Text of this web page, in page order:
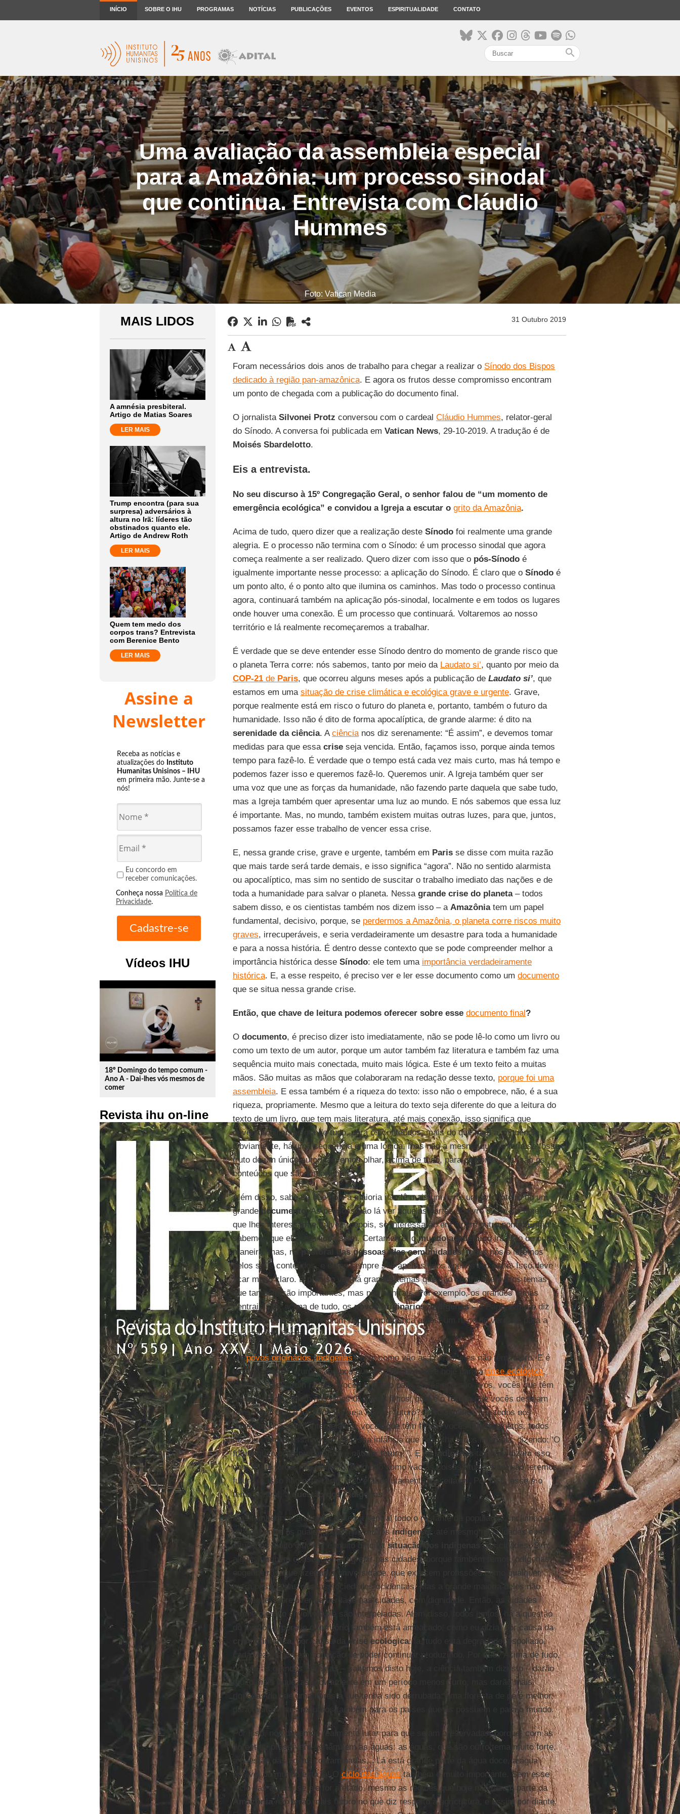
INÍCIO SOBRE O IHU PROGRAMAS NOTÍCIAS PUBLICAÇÕES EVENTOS ESPIRITUALIDADE CONTATO
search
Uma avaliação da assembleia especial
para a Amazônia: um processo sinodal
que continua. Entrevista com Cláudio
Hummes
Foto: Vatican Media
MAIS LIDOS
A amnésia presbiteral.
Artigo de Matias Soares
LER MAIS
Trump encontra (para sua
surpresa) adversários à
altura no Irã: líderes tão
obstinados quanto ele.
Artigo de Andrew Roth
LER MAIS
Quem tem medo dos
corpos trans? Entrevista
com Berenice Bento
LER MAIS
Assine a
Newsletter
Receba as notícias e
atualizações do Instituto
Humanitas Unisinos – IHU
em primeira mão. Junte-se a
nós!
Eu concordo em
receber comunicações.
Conheça nossa Política de
Privacidade.
Vídeos IHU
play_circle_outline
18º Domingo do tempo comum -
Ano A - Dai-lhes vós mesmos de
comer
Revista ihu on-line
31 Outubro 2019
Foram necessários dois anos de trabalho para chegar a realizar o Sínodo dos Bispos
dedicado à região pan-amazônica. E agora os frutos desse compromisso encontram
um ponto de chegada com a publicação do documento final.
O jornalista Silvonei Protz conversou com o cardeal Cláudio Hummes, relator-geral
do Sínodo. A conversa foi publicada em Vatican News, 29-10-2019. A tradução é de
Moisés Sbardelotto.
Eis a entrevista.
No seu discurso à 15º Congregação Geral, o senhor falou de “um momento de
emergência ecológica” e convidou a Igreja a escutar o grito da Amazônia.
Acima de tudo, quero dizer que a realização deste Sínodofoi realmente uma grande
alegria. E o processo não termina com o Sínodo: é um processo sinodal que agora
começa realmente a ser realizado. Quero dizer com isso que o pós-Sínodoé
igualmente importante nesse processo: a aplicação do Sínodo. É claro que o Sínodoé
um ponto alto, é o ponto alto que ilumina os caminhos. Mas todo o processo continua
agora, continuará também na aplicação pós-sinodal, localmente e em todos os lugares
onde houver uma conexão. É um processo que continuará. Voltaremos ao nosso
território e lá realmente recomeçaremos a trabalhar.
É verdade que se deve entender esse Sínodo dentro do momento de grande risco que
o planeta Terra corre: nós sabemos, tanto por meio da Laudato si’, quanto por meio da
COP-21de Paris, que ocorreu alguns meses após a publicação de Laudato si’, que
estamos em uma situação de crise climática e ecológica grave e urgente. Grave,
porque realmente está em risco o futuro do planeta e, portanto, também o futuro da
humanidade. Isso não é dito de forma apocalíptica, de grande alarme: é dito na
serenidade da ciência. Aciêncianos diz serenamente: “É assim”, e devemos tomar
medidas para que essa criseseja vencida. Então, façamos isso, porque ainda temos
tempo para fazê-lo. É verdade que o tempo está cada vez mais curto, mas há tempo e
podemos fazer isso e queremos fazê-lo. Queremos unir. A Igreja também quer ser
uma voz que une as forças da humanidade, não fazendo parte daquela que sabe tudo,
mas a Igreja também quer apresentar uma luz ao mundo. E nós sabemos que essa luz
é importante. Mas, no mundo, também existem muitas outras luzes, para que, juntos,
possamos fazer esse trabalho de vencer essa crise.
E, nessa grande crise, grave e urgente, também em Parisse disse com muita razão
que mais tarde será tarde demais, e isso significa “agora”. Não no sentido alarmista
ou apocalíptico, mas sim no sentido de suscitar o trabalho imediato das nações e de
toda a humanidade para salvar o planeta. Nessa grande crise do planeta– todos
sabem disso, e os cientistas também nos dizem isso – a Amazôniatem um papel
fundamental, decisivo, porque, se perdermos a Amazônia, o planeta corre riscos muito
graves, irrecuperáveis, e seria verdadeiramente um desastre para toda a humanidade
e para a nossa história. É dentro desse contexto que se pode compreender melhor a
importância histórica desse Sínodo: ele tem uma importância verdadeiramente
histórica. E, a esse respeito, é preciso ver e ler esse documento como um documento
que se situa nessa grande crise.
Então, que chave de leitura podemos oferecer sobre esse documento final?
O documento, é preciso dizer isto imediatamente, não se pode lê-lo como um livro ou
como um texto de um autor, porque um autor também faz literatura e também faz uma
sequência muito mais conectada, muito mais lógica. Este é um texto feito a muitas
mãos. São muitas as mãos que colaboraram na redação desse texto, porque foi uma
assembleia. E essa também é a riqueza do texto: isso não o empobrece, não, é a sua
riqueza, propriamente. Mesmo que a leitura do texto seja diferente do que a leitura do
texto de um livro, que tem mais literatura, até mais conexão, isso significa que
devemos olhar, acima de tudo, para os conteúdos, mais do que para a sequência.
Obviamente, há uma sequência e uma lógica, mas não a mesma que se teria se fosse
fruto de um único autor. Devemos olhar, acima de tudo, para os conteúdos: são os
conteúdos que são importantes.
Além disso, sabe-se que hoje a maioria não lê mais um livro, um livro inteiro ou um
grande documento . As pessoas vão lá ver aquelas partes do livro ou do documento
que lhes interessam e, talvez, depois, se interessarão em algum outro ponto. Então,
sabemos que ele será lido assim. Certamente, omundo acadêmicoirá lê-lo de outra
maneira, mas, na
pastoral das pessoas, das comunidades, todos nós o leremos
pelos seus conteúdos, e estes sempre são apenas lidos apenas em parte. Isso deve
ficar muito claro. É preciso ver há grandes temas que são centrais, e outros temas
que também são importantes, mas não centrais. Por exemplo, os grandes temas
centrais são, acima de tudo, ospovos originários, indígenas– o Papa sempre diz
isso – porque eles correm um risco como nunca antes, um risco de verdade para a
sua sobrevivência.
Ospovos originários, indígenasveem como vão as coisas: eles não têm futuro. E é
terrível não ter futuro. Sabemos que isso também vale hoje para acrise ecológica.
Sempre se diz com razão: “Vocês que são pais, vocês que são avós, vocês que têm
filhos e netos, olhem nos olhos dos seus filhos: qual é ofuturo
que vocês desejam
para eles? Que o futuro deles seja não ter futuro?. Isso significa que todos nós
devemos nos sentir interpelados: vocês que têm filhos, vocês que têm netos, todos
nós que temos essa juventude, essa infância que nos olha e nos interpela, dizendo: ‘O
futuro que vocês prepararam é não ter futuro!’”. E osindígenas também dizem isso
com muita força: nós também, do modo como vão as coisas atualmente, não teremos
futuro. E isso não está certo, isso é absolutamente inaceitável. Por isso, esse é o
tema central, a questão dos indígenas.
Mas também se enquadra no tema central todo o restante da população, incluindo a
urbana, entre os quais também há muitosindígenas, até mesmo nas cidades com
situações muito difíceis: é muito difícil asituação dos indígenas nas cidades. Sim,
alguns também conseguem progredir nas cidades, porque também temos indígenas
engenheiros, que fizeram a universidade, que exercem profissões como qualquer
outra pessoa das nossas sociedades ocidentais. Mas a grande maioria deles não
consegue sobreviver de verdade nas cidades, com dignidade. Então, as cidades
também estão envolvidas e são interpeladas. Além disso, todos juntos, há a questão
do território, porque o território também está ameaçado, como eu dizia, por causa da
crise climática
, por causa da crise ecológica: lá, tudo está degradado, espoliado,
cada vez menos em condição de poder continuar produzindo. Por quê? Acima de tudo,
porque as grandes florestas – sabemos disto hoje, a ciência também diz isto – darão
muito mais riquezas, obviamente em um período menos curto, mas darão mais
riquezas do que uma floresta que tenha sido derrubada: uma floresta de pé é melhor,
dará muitos mais recursos também para os países que as possuem e para o mundo.
Por isso, nós devemos realmente lutar para que sejam preservadas, porque, com as
florestas, preservam-se também as águas: as águas, que são outro tema muito forte,
a questão das águas contaminadas... Lá está grande parte da água doce, a água
potável do mundo está lá! O ciclo das águastambém é muito importante. Sem esse
ciclo das águas, se ele for afetado, mesmo as regiões que hoje não fazem parte da
Amazônianão terão mais futuro no que diz respeito à agricultura, e assim por diante.